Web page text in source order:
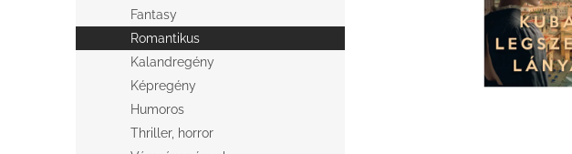
Fantasy
Romantikus
Kalandregény
Képregény
Humoros
Thriller, horror